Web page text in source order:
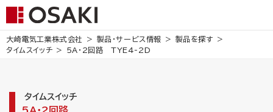
大崎電気工業株式会社 製品・サービス情報
製品を探す
タイムスイッチ
5A・2回路TYE4-2D
タイムスイッチ